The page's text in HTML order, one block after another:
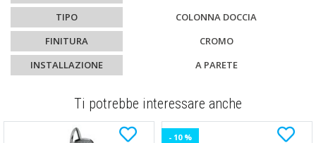
TIPO
COLONNA DOCCIA
FINITURA
CROMO
INSTALLAZIONE
A PARETE
Ti potrebbe interessare anche
- 10 %